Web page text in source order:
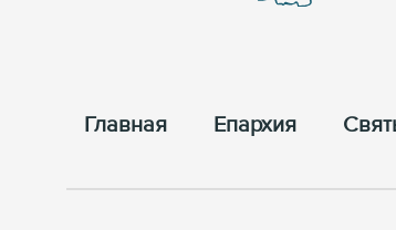
Главная Епархия